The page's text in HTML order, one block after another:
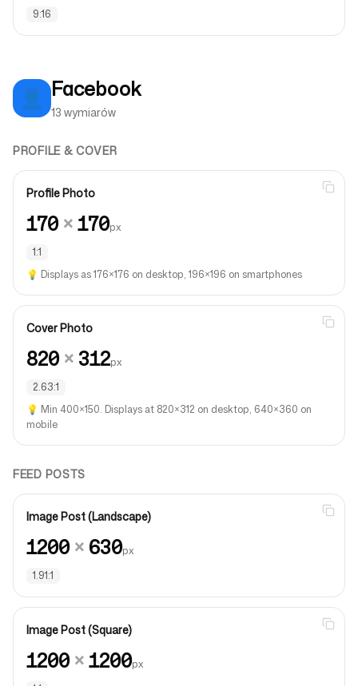
9:16
👤 Facebook
13 wymiarów
PROFILE & COVER
Profile Photo
170×170px
1:1
💡 Displays as 176×176 on desktop, 196×196 on smartphones
Cover Photo
820× 312px
2.63:1
💡 Min 400×150. Displays at 820×312 on desktop, 640×360 on
mobile
FEED POSTS
Image Post (Landscape)
1200× 630px
1.91:1
Image Post (Square)
1200×1200px